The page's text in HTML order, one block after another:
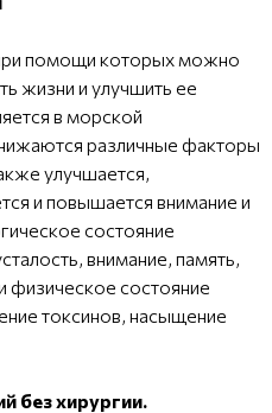
помощи которых можно
жизни и улучшить ее
в морской
различные факторы
улучшается,
и повышается внимание и
состояние
внимание, память,
физическое состояние
токсинов, насыщение
без хирургии.